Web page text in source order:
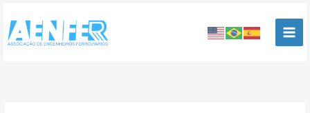
para
conteúdo